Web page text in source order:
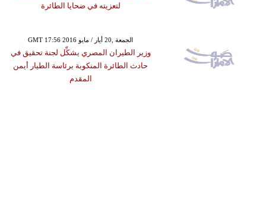
لتعزيته في ضحايا الطائرة
GMT 17:56 2016 الجمعة ,20 أيار / مايو
وزير الطيران المصري يشكِّل لجنة تحقيق في
حادث الطائرة المنكوبة برئاسة الطيار أيمن
المقدم